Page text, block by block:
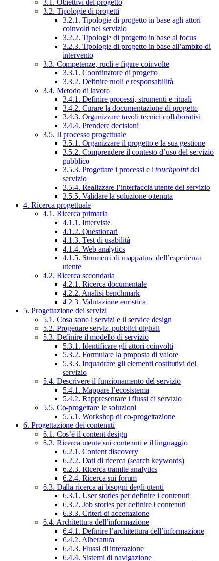
3.1. Obiettivi del progetto
3.2. Tipologie di progetti
3.2.1. Tipologie di progetto in base agli attori
coinvolti nel servizio
3.2.2. Tipologie di progetto in base al focus
3.2.3. Tipologie di progetto in base all’ambito di
intervento
3.3. Competenze, ruoli e figure coinvolte
3.3.1. Coordinatore di progetto
3.3.2. Definire ruoli e responsabilità
3.4. Metodo di lavoro
3.4.1. Definire processi, strumenti e rituali
3.4.2. Curare la documentazione di progetto
3.4.3. Organizzare tavoli tecnici collaborativi
3.4.4. Prendere decisioni
3.5. Il processo progettuale
3.5.1. Organizzare il progetto e la sua gestione
3.5.2. Comprendere il contesto d’uso del servizio
pubblico
3.5.3. Progettare i processi e i touchpointdel
servizio
3.5.4. Realizzare l’interfaccia utente del servizio
3.5.5. Validare la soluzione ottenuta
4. Ricerca progettuale
4.1. Ricerca primaria
4.1.1. Interviste
4.1.2. Questionari
4.1.3. Test di usabilità
4.1.4. Web analytics
4.1.5. Strumenti di mappatura dell’esperienza
utente
4.2. Ricerca secondaria
4.2.1. Ricerca documentale
4.2.2. Analisi benchmark
4.2.3. Valutazione euristica
5. Progettazione dei servizi
5.1. Cosa sono i servizi e il service design
5.2. Progettare servizi pubblici digitali
5.3. Definire il modello di servizio
5.3.1. Identificare gli attori coinvolti
5.3.2. Formulare la proposta di valore
5.3.3. Inquadrare gli elementi costitutivi del
servizio
5.4. Descrivere il funzionamento del servizio
5.4.1. Mappare l’ecosistema
5.4.2. Rappresentare i flussi di servizio
5.5. Co-progettare le soluzioni
5.5.1. Workshop di co-progettazione
6. Progettazione dei contenuti
6.1. Cos’è il content design
6.2. Ricerca utente sui contenuti e il linguaggio
6.2.1. Content discovery
6.2.2. Dati di ricerca (search keywords)
6.2.3. Ricerca tramite analytics
6.2.4. Ricerca sui forum
6.3. Dalla ricerca ai bisogni degli utenti
6.3.1. User stories per definire i contenuti
6.3.2. Job stories per definire i contenuti
6.3.3. Criteri di accettazione
6.4. Architettura dell’informazione
6.4.1. Definire l’architettura dell’informazione
6.4.2. Alberatura
6.4.3. Flussi di interazione
6.4.4. Sistemi di navigazione